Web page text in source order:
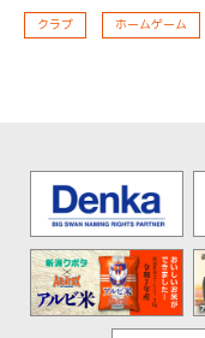
クラブ ホームゲーム